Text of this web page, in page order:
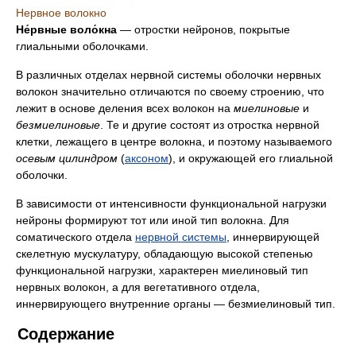
Нервное волокно
Не́рвные воло́кна — отростки нейронов, покрытые
глиальными оболочками.
В различных отделах нервной системы оболочки нервных
волокон значительно отличаются по своему строению, что
лежит в основе деления всех волокон на миелиновые и
безмиелиновые . Те и другие состоят из отростка нервной
клетки, лежащего в центре волокна, и поэтому называемого
осевым цилиндром (аксоном), и окружающей его глиальной
оболочки.
В зависимости от интенсивности функциональной нагрузки
нейроны формируют тот или иной тип волокна. Для
соматического отдела нервной системы , иннервирующей
скелетную мускулатуру, обладающую высокой степенью
функциональной нагрузки, характерен миелиновый тип
нервных волокон, а для вегетативного отдела,
иннервирующего внутренние органы — безмиелиновый тип.
Содержание